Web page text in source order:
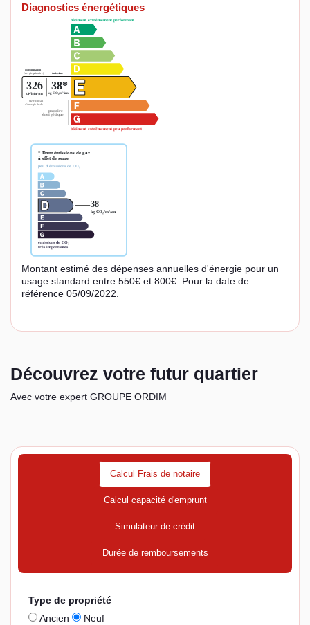
Diagnostics énergétiques
Montant estimé des dépenses annuelles d'énergie pour un
usage standard entre 550€ et 800€. Pour la date de
référence 05/09/2022.
Découvrez votre futur quartier
Avec votre expert GROUPE ORDIM
Calcul Frais de notaire
Calcul capacité d'emprunt
Simulateur de crédit
Durée de remboursements